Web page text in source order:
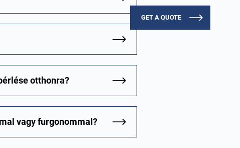
otthonra?
vagy furgonommal?
GET A QUOTE